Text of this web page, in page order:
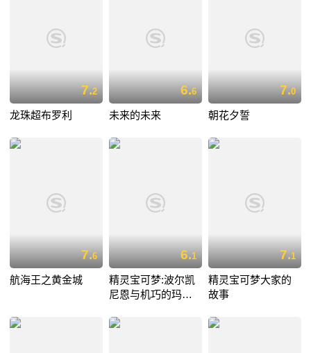
7.2
龙珠超布罗利
6.6
未来的未来
7.0
朝花夕誓
7.6
航海王之黄金城
6.1
精灵宝可梦:波尔凯
尼恩与机巧的玛机
7.1
精灵宝可梦大家的
故事